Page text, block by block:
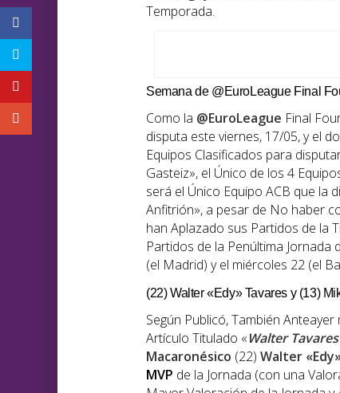
Temporada.
Semana de @EuroLeague Final
Como la @EuroLeague Final
disputa este viernes, 17/05, y el
Equipos Clasificados para
Gasteiz», el Único de los 4
será el Único Equipo ACB que la
Anfitrión», a pesar de No haber
han Aplazado sus Partidos de la
Partidos de la Penúltima Jornada
(el Madrid) y el miércoles 22 (el
(22) Walter «Edy» Tavares y (13)
Según Publicó, También
Artículo Titulado «Walter
Macaronésico (22) Walter
MVP de la Jornada (con una